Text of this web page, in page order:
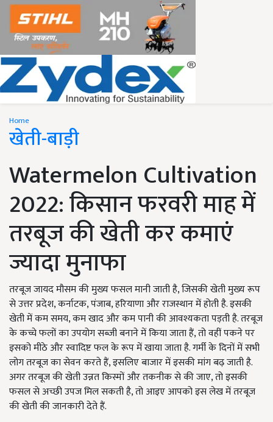
Home
खेती-बाड़ी
Watermelon Cultivation
2022: किसान फरवरी माह में
तरबूज की खेती कर कमाएं
ज्यादा मुनाफा
तरबूज जायद मौसम की मुख्य फसल मानी जाती है, जिसकी खेती मुख्य रूप
से उत्तर प्रदेश, कर्नाटक, पंजाब, हरियाणा और राजस्थान में होती है. इसकी
खेती में कम समय, कम खाद और कम पानी की आवश्यकता पड़ती है. तरबूज
के कच्चे फलों का उपयोग सब्जी बनाने में किया जाता हैं, तो वहीं पकने पर
इसको मीठे और स्वादिष्ट फल के रूप में खाया जाता है. गर्मी के दिनों में सभी
लोग तरबूज का सेवन करते हैं, इसलिए बाजार में इसकी मांग बढ़ जाती है.
अगर तरबूज की खेती उन्नत किस्मों और तकनीक से की जाए, तो इसकी
फसल से अच्छी उपज मिल सकती है, तो आइए आपको इस लेख में तरबूज
की खेती की जानकारी देते हैं.